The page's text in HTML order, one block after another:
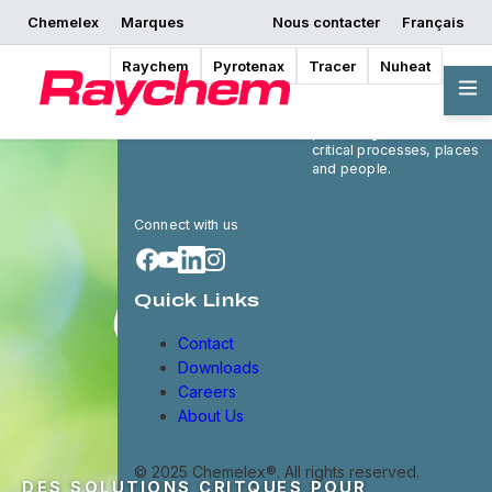
Chemelex Marques
Raychem Pyrotenax Tracer Nuheat
Nous contacter Français
DES SOLUTIONS CRITQUES POUR
leader in electric thermal
and sensing solutions,
critical processes, places
and people.
Connect with us
Quick Links
Contact
Downloads
Careers
About Us
© 2025 Chemelex®. All rights reserved.